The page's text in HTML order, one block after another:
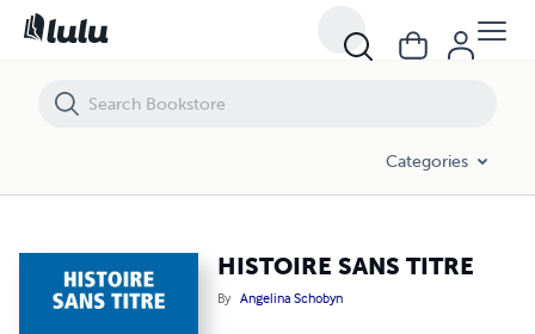
Categories
HISTOIRE SANS TITRE
By Angelina Schobyn
HISTOIRE SANS TITRE